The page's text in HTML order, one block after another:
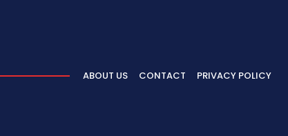
ABOUT US CONTACT PRIVACY POLICY